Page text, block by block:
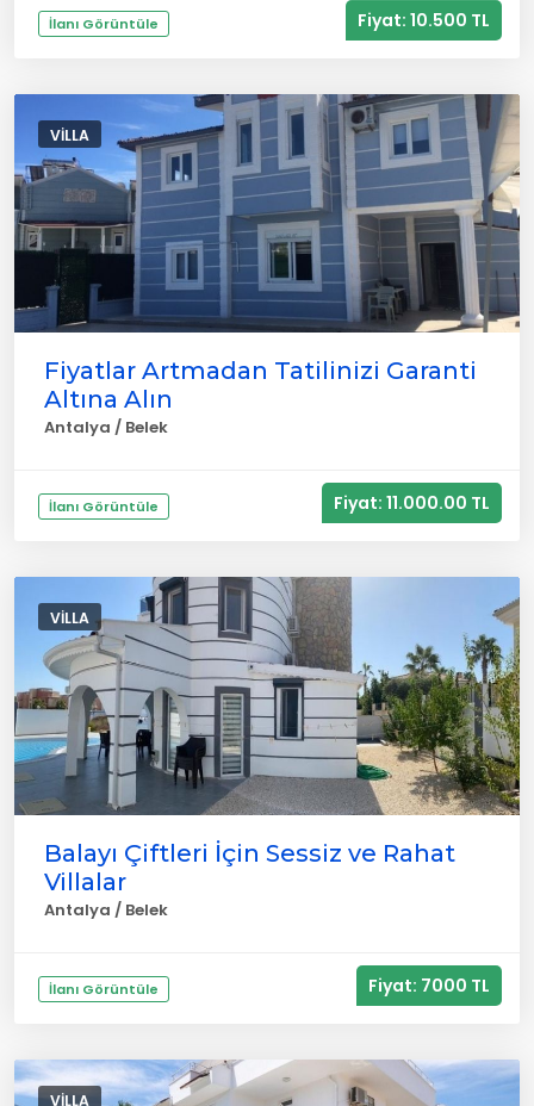
İlanı Görüntüle Fiyat: 10.500 TL
VILLA
Fiyatlar Artmadan Tatilinizi Garanti
Altına Alın
Antalya / Belek
İlanı Görüntüle Fiyat: 11.000.00 TL
VILLA
Balayı Çiftleri İçin Sessiz ve Rahat
Villalar
Antalya / Belek
İlanı Görüntüle Fiyat: 7000 TL
VILLA